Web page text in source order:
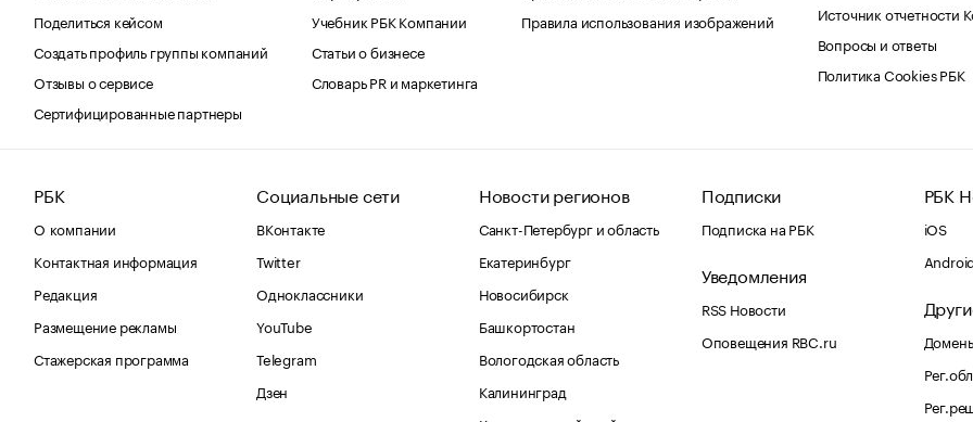
Поделиться кейсом
Создать профиль группы компаний
Отзывы о сервисе
Сертифицированные партнеры
Учебник РБК Компании
Статьи о бизнесе
Словарь PR и маркетинга
Правила использования изображений
Источник отчетности
Вопросы и ответы
Политика Cookies РБК
РБК
О компании
Контактная информация
Редакция
Размещение рекламы
Стажерская программа
Социальные сети
ВКонтакте
Twitter
Одноклассники
YouTube
Telegram
Дзен
Новости регионов
Санкт-Петербург и область
Екатеринбург
Новосибирск
Башкортостан
Вологодская область
Калининград
Подписки
Подписка на РБК
Уведомления
RSS Новости
Оповещения RBC.ru
РБК
iOS